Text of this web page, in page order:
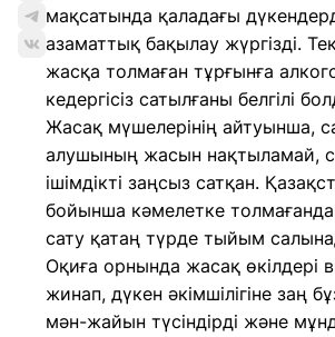
мақсатында қаладағы
азаматтық бақылау жүргізді.
жасқа толмаған тұрғынға
кедергісіз сатылғаны белгілі
Жасақ мүшелерінің айтуынша,
алушының жасын нақтыламай,
ішімдікті заңсыз сатқан.
бойынша кәмелетке
сату қатаң түрде тыйым
Оқиға орнында жасақ өкілдері
жинап, дүкен әкімшілігіне заң
мән-жайын түсіндірді және